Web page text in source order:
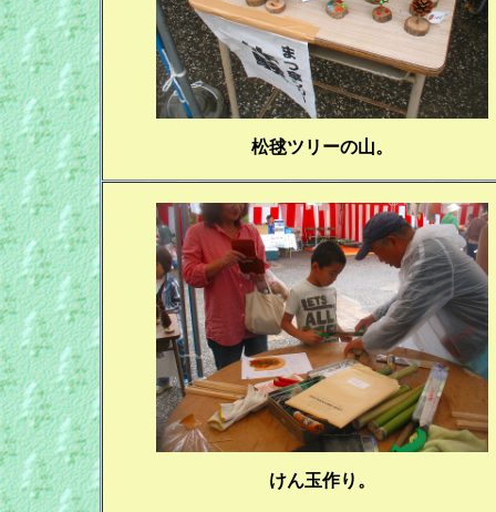
松毬ツリーの山。
けん玉作り。